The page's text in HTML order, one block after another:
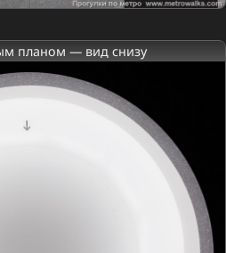
планом — вид снизу